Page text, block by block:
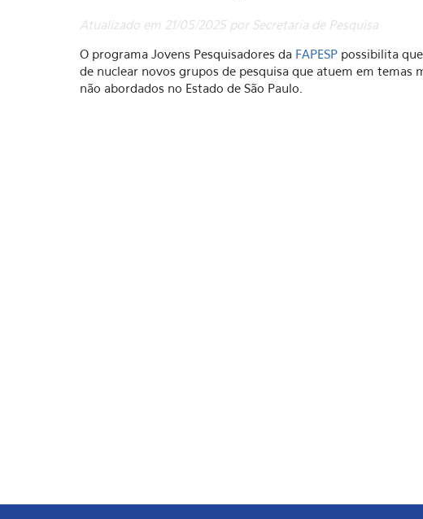
Atualizado em 21/05/2025 por Secretaria de Pesquisa
O programa Jovens Pesquisadores da FAPESP possibilita
de nuclear novos grupos de pesquisa que atuem em temas
não abordados no Estado de São Paulo.